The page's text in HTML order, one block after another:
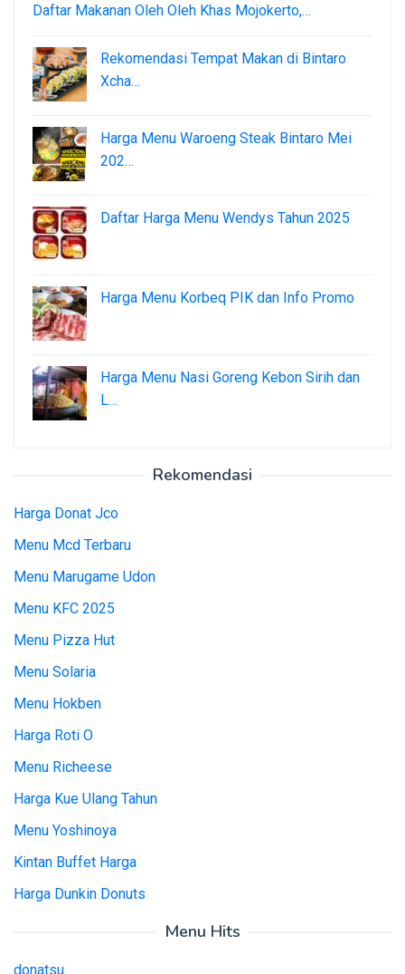
Daftar Makanan Oleh Oleh Khas Mojokerto,…
Rekomendasi Tempat Makan di Bintaro
Xcha…
Harga Menu Waroeng Steak Bintaro Mei
202…
Daftar Harga Menu Wendys Tahun 2025
Harga Menu Korbeq PIK dan Info Promo
Harga Menu Nasi Goreng Kebon Sirih dan
L…
Rekomendasi
Harga Donat Jco
Menu Mcd Terbaru
Menu Marugame Udon
Menu KFC 2025
Menu Pizza Hut
Menu Solaria
Menu Hokben
Harga Roti O
Menu Richeese
Harga Kue Ulang Tahun
Menu Yoshinoya
Kintan Buffet Harga
Harga Dunkin Donuts
Menu Hits
donatsu